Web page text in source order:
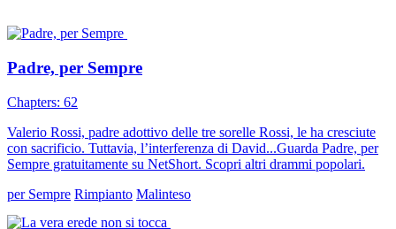
Padre, per Sempre
Chapters: 62
Valerio Rossi, padre adottivo delle tre sorelle Rossi, le ha cresciute
con sacrificio. Tuttavia, l’interferenza di David...Guarda Padre, per
Sempre gratuitamente su NetShort. Scopri altri drammi popolari.
per Sempre Rimpianto Malinteso